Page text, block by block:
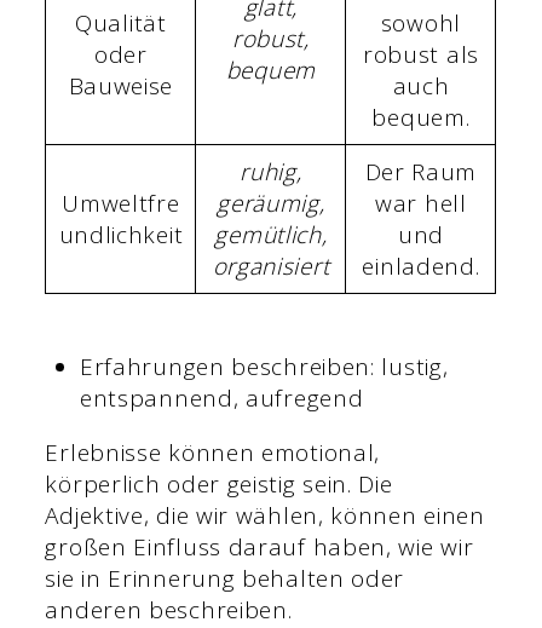
Qualität
oder
Bauweise
glatt,
robust,
bequem
sowohl
robust als
auch
bequem.
Umweltfre
undlichkeit
ruhig,
geräumig,
gemütlich,
organisiert
Der Raum
war hell
und
einladend.
Erfahrungen beschreiben: lustig,
entspannend, aufregend
Erlebnisse können emotional,
körperlich oder geistig sein. Die
Adjektive, die wir wählen, können einen
großen Einfluss darauf haben, wie wir
sie in Erinnerung behalten oder
anderen beschreiben.